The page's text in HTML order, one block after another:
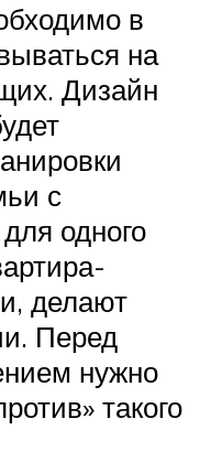
в
на
Дизайн
с
одного
делают
Перед
нужно
такого